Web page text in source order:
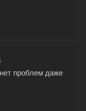
проблем даже